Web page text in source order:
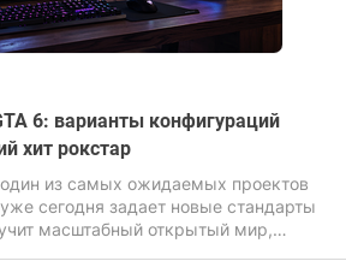
6: варианты конфигураций
хит рокстар
из самых ожидаемых проектов
сегодня задает новые стандарты
масштабный открытый мир,